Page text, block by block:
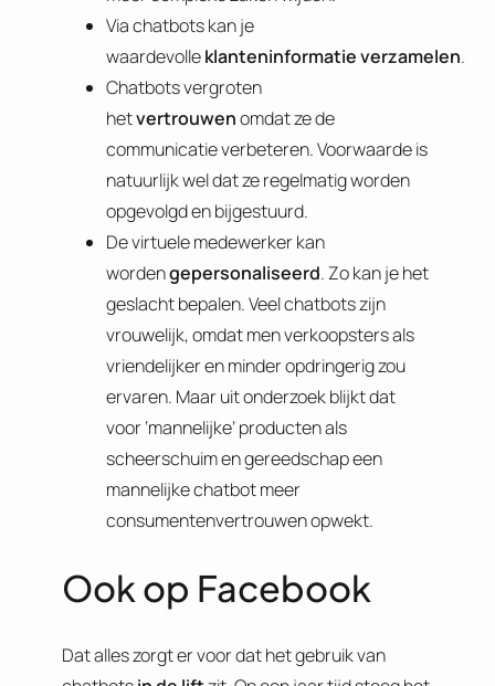
Via chatbots kan je
waardevolleklanteninformatieverzamelen.
Chatbots vergroten
hetvertrouwenomdat ze de
communicatie verbeteren. Voorwaarde is
natuurlijk wel dat ze regelmatig worden
opgevolgd en bijgestuurd.
De virtuele medewerker kan
wordengepersonaliseerd. Zo kan je het
geslacht bepalen. Veel chatbots zijn
vrouwelijk, omdat men verkoopsters als
vriendelijker en minder opdringerig zou
ervaren. Maar uit onderzoek blijkt dat
voor ‘mannelijke’ producten als
scheerschuim en gereedschap een
mannelijke chatbot meer
consumentenvertrouwen opwekt.
Ook op Facebook
Dat alles zorgt er voor dat het gebruik van